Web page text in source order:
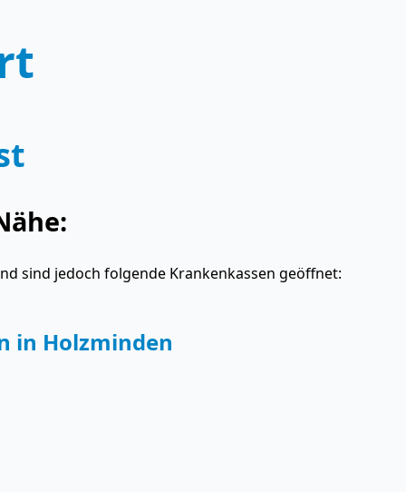
sind jedoch folgende Krankenkassen geöffnet:
in Holzminden